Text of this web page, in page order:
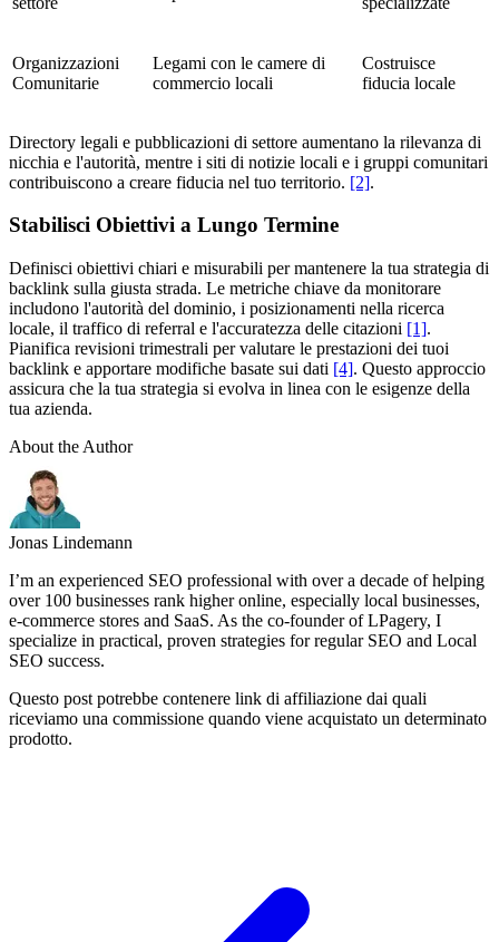
Organizzazioni
Comunitarie
Legami con le camere di
commercio locali
Costruisce
fiducia locale
Directory legali e pubblicazioni di settore aumentano la rilevanza di
nicchia e l'autorità, mentre i siti di notizie locali e i gruppi comunitari
contribuiscono a creare fiducia nel tuo territorio. [2].
Stabilisci Obiettivi a Lungo Termine
Definisci obiettivi chiari e misurabili per mantenere la tua strategia di
backlink sulla giusta strada. Le metriche chiave da monitorare
includono l'autorità del dominio, i posizionamenti nella ricerca
locale, il traffico di referral e l'accuratezza delle citazioni [1].
Pianifica revisioni trimestrali per valutare le prestazioni dei tuoi
backlink e apportare modifiche basate sui dati [4]. Questo approccio
assicura che la tua strategia si evolva in linea con le esigenze della
tua azienda.
About the Author
Jonas Lindemann
I’m an experienced SEO professional with over a decade of helping
over 100 businesses rank higher online, especially local businesses,
e-commerce stores and SaaS. As the co-founder of LPagery, I
specialize in practical, proven strategies for regular SEO and Local
SEO success.
Questo post potrebbe contenere link di affiliazione dai quali
riceviamo una commissione quando viene acquistato un determinato
prodotto.